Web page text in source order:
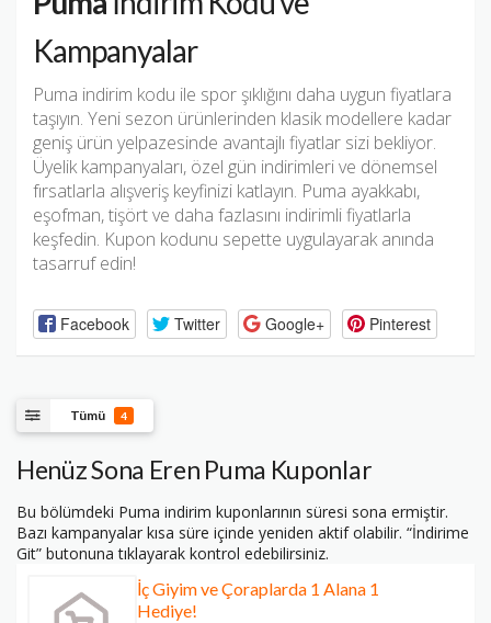
Kampanyalar
Puma indirim kodu ile spor şıklığını daha uygun fiyatlara
taşıyın. Yeni sezon ürünlerinden klasik modellere kadar
geniş ürün yelpazesinde avantajlı fiyatlar sizi bekliyor.
Üyelik kampanyaları, özel gün indirimleri ve dönemsel
fırsatlarla alışveriş keyfinizi katlayın. Puma ayakkabı,
eşofman, tişört ve daha fazlasını indirimli fiyatlarla
keşfedin. Kupon kodunu sepette uygulayarak anında
tasarruf edin!
Facebook Twitter Google+ Pinterest
Tümü 4
Henüz Sona Eren Puma Kuponlar
Bu bölümdeki Puma indirim kuponlarının süresi sona ermiştir.
Bazı kampanyalar kısa süre içinde yeniden aktif olabilir. “İndirime
Git” butonuna tıklayarak kontrol edebilirsiniz.
İç Giyim ve Çoraplarda 1 Alana 1
Hediye!